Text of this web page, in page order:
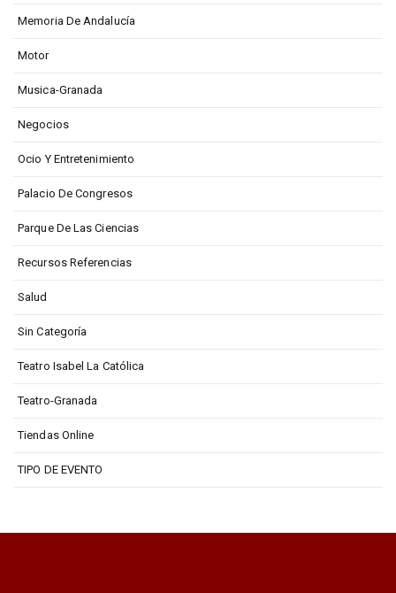
Memoria De Andalucía
Motor
Musica-Granada
Negocios
Ocio Y Entretenimiento
Palacio De Congresos
Parque De Las Ciencias
Recursos Referencias
Salud
Sin Categoría
Teatro Isabel La Católica
Teatro-Granada
Tiendas Online
TIPO DE EVENTO